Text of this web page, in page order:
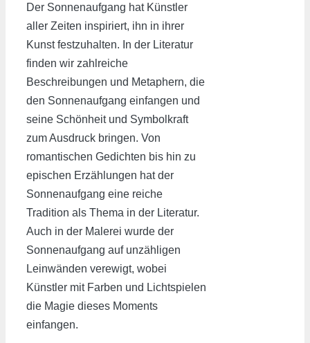
Der Sonnenaufgang hat Künstler
aller Zeiten inspiriert, ihn in ihrer
Kunst festzuhalten. In der Literatur
finden wir zahlreiche
Beschreibungen und Metaphern, die
den Sonnenaufgang einfangen und
seine Schönheit und Symbolkraft
zum Ausdruck bringen. Von
romantischen Gedichten bis hin zu
epischen Erzählungen hat der
Sonnenaufgang eine reiche
Tradition als Thema in der Literatur.
Auch in der Malerei wurde der
Sonnenaufgang auf unzähligen
Leinwänden verewigt, wobei
Künstler mit Farben und Lichtspielen
die Magie dieses Moments
einfangen.